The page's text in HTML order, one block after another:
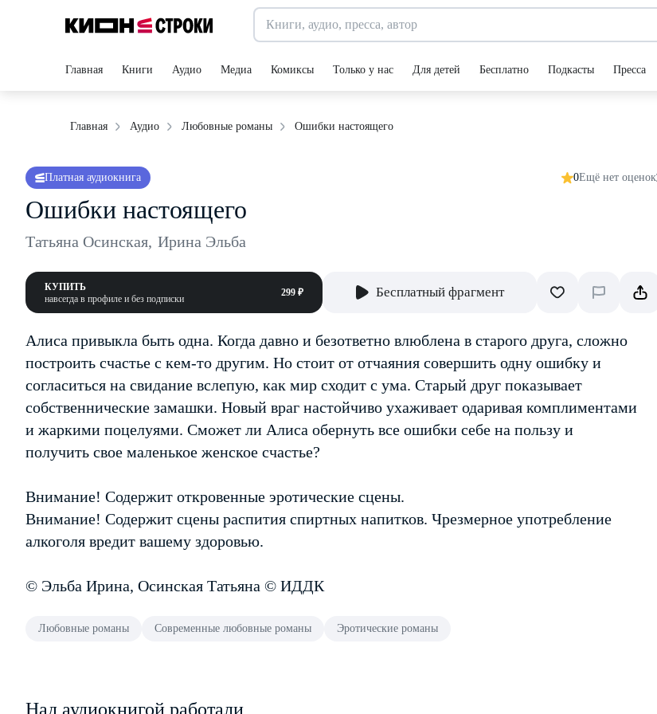
Главная Книги Аудио Медиа Комиксы Только у нас Для детей Бесплатно Подкасты Пресса
Главная Аудио Любовные романы Ошибки настоящего
Платная аудиокнига 0Ещё нет оценок
Ошибки настоящего
Татьяна Осинская, Ирина Эльба
КУПИТЬ
навсегда в профиле и без подписки
299 ₽ Бесплатный фрагмент
Алиса привыкла быть одна. Когда давно и безответно влюблена в старого друга, сложно
построить счастье с кем-то другим. Но стоит от отчаяния совершить одну ошибку и
согласиться на свидание вслепую, как мир сходит с ума. Старый друг показывает
собственнические замашки. Новый враг настойчиво ухаживает одаривая комплиментами
и жаркими поцелуями. Сможет ли Алиса обернуть все ошибки себе на пользу и
получить свое маленькое женское счастье?
Внимание! Содержит откровенные эротические сцены.
Внимание! Содержит сцены распития спиртных напитков. Чрезмерное употребление
алкоголя вредит вашему здоровью.
© Эльба Ирина, Осинская Татьяна © ИДДК
Любовные романы Современные любовные романы Эротические романы
Над аудиокнигой работали